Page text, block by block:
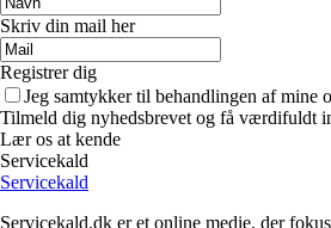
Skriv din mail her
Registrer dig
Jeg samtykker til behandlingen af
Tilmeld dig nyhedsbrevet og få værdifuldt
Lær os at kende
Servicekald
Servicekald
Servicekald.dk er et online medie, der